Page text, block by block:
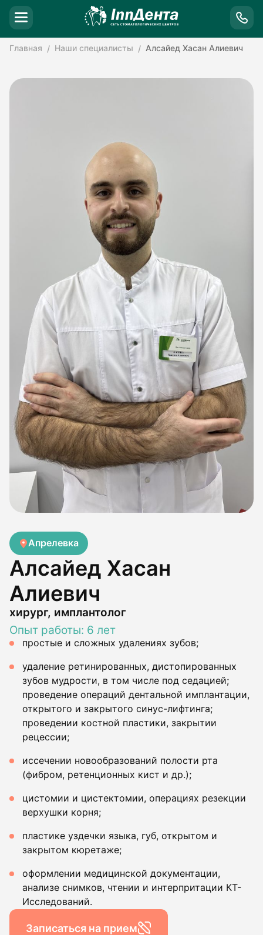
Главная Наши специалисты Алсайед Хасан Алиевич
Апрелевка
Алсайед Хасан
Алиевич
хирург, имплантолог
Опыт работы: 6 лет
простые и сложных удалениях зубов;
удаление ретинированных, дистопированных
зубов мудрости, в том числе под седацией;
проведение операций дентальной имплантации,
открытого и закрытого синус-лифтинга;
проведении костной пластики, закрытии
рецессии;
иссечении новообразований полости рта
(фибром, ретенционных кист и др.);
цистомии и цистектомии, операциях резекции
верхушки корня;
пластике уздечки языка, губ, открытом и
закрытом кюретаже;
оформлении медицинской документации,
анализе снимков, чтении и интерпритации КТ-
Исследований.
Записаться на прием